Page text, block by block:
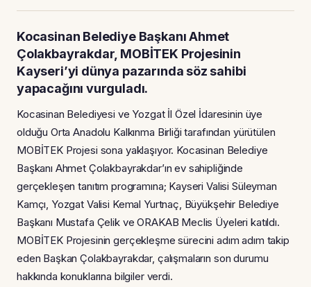
Kocasinan Belediye Başkanı Ahmet
Çolakbayrakdar, MOBİTEK Projesinin
Kayseri’yi dünya pazarında söz sahibi
yapacağını vurguladı.
Kocasinan Belediyesi ve Yozgat İl Özel İdaresinin üye
olduğu Orta Anadolu Kalkınma Birliği tarafından yürütülen
MOBİTEK Projesi sona yaklaşıyor. Kocasinan Belediye
Başkanı Ahmet Çolakbayrakdar’ın ev sahipliğinde
gerçekleşen tanıtım programına; Kayseri Valisi Süleyman
Kamçı, Yozgat Valisi Kemal Yurtnaç, Büyükşehir Belediye
Başkanı Mustafa Çelik ve ORAKAB Meclis Üyeleri katıldı.
MOBİTEK Projesinin gerçekleşme sürecini adım adım takip
eden Başkan Çolakbayrakdar, çalışmaların son durumu
hakkında konuklarına bilgiler verdi.